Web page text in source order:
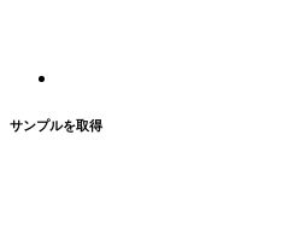
サンプルを取得